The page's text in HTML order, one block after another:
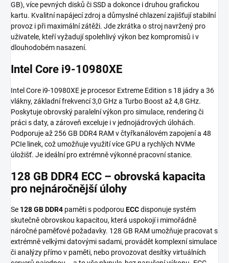
GB), více pevných disků či SSD a dokonce i druhou grafickou
kartu. Kvalitní napájecí zdroj a důmyslné chlazení zajišťují stabilní
provoz i při maximální zátěži. Jde zkrátka o stroj navržený pro
uživatele, kteří vyžadují spolehlivý výkon bez kompromisů i v
dlouhodobém nasazení.
Intel Core i9-10980XE
Intel Core i9-10980XE je procesor Extreme Edition s 18 jádry a 36
vlákny, základní frekvencí 3,0 GHz a Turbo Boost až 4,8 GHz.
Poskytuje obrovský paralelní výkon pro simulace, rendering či
práci s daty, a zároveň exceluje i v jednojádrových úlohách.
Podporuje až 256 GB DDR4 RAM v čtyřkanálovém zapojení a 48
PCIe linek, což umožňuje využití více GPU a rychlých NVMe
úložišť. Je ideální pro extrémně výkonné pracovní stanice.
128 GB DDR4 ECC – obrovská kapacita
pro nejnáročnější úlohy
Se 128 GB DDR4 paměti s podporou ECCdisponuje systém
skutečně obrovskou kapacitou, která uspokojí i mimořádně
náročné paměťové požadavky. 128 GB RAM umožňuje pracovat s
extrémně velkými datovými sadami, provádět komplexní simulace
či analýzy přímo v paměti, nebo provozovat desítky virtuálních